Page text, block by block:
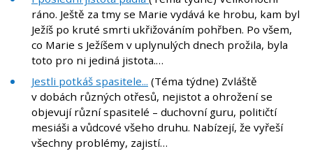
ráno. Ještě za tmy se Marie vydává ke hrobu, kam byl
Ježíš po kruté smrti ukřižováním pohřben. Po všem,
co Marie s Ježíšem v uplynulých dnech prožila, byla
toto pro ni jediná jistota.…
Jestli potkáš spasitele... (Téma týdne) Zvláště
v dobách různých otřesů, nejistot a ohrožení se
objevují různí spasitelé – duchovní guru, političtí
mesiáši a vůdcové všeho druhu. Nabízejí, že vyřeší
všechny problémy, zajistí…